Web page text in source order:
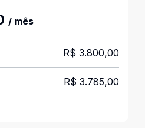
/ mês
R$ 3.800,00
R$ 3.785,00